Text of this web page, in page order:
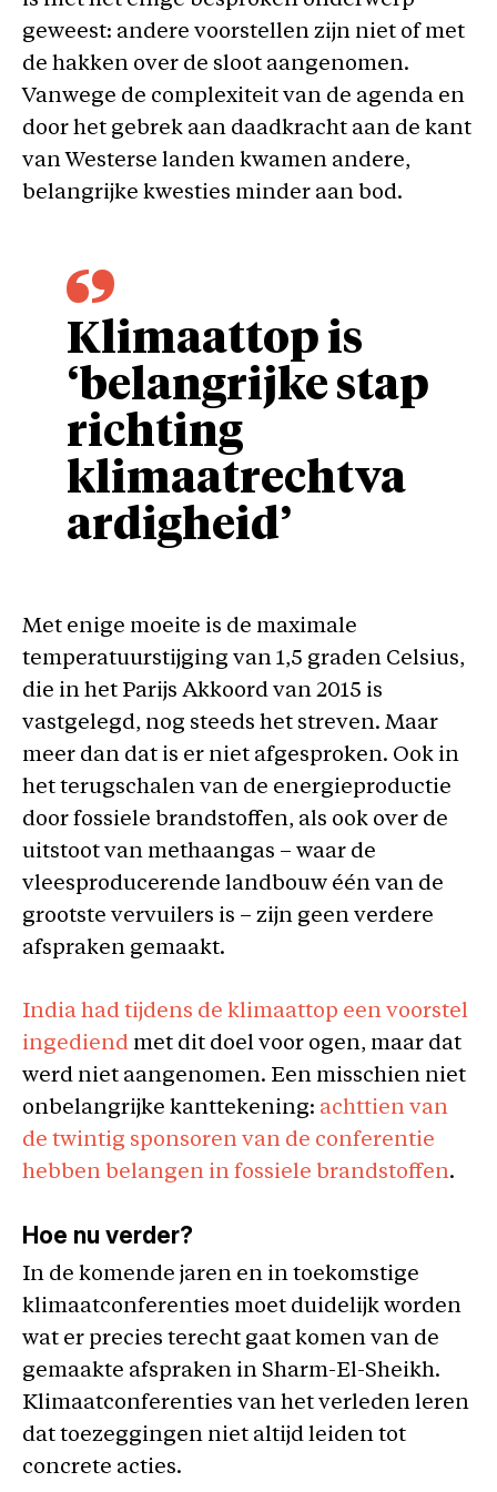
geweest: andere voorstellen zijn niet of met
de hakken over de sloot aangenomen.
Vanwege de complexiteit van de agenda en
door het gebrek aan daadkracht aan de kant
van Westerse landen kwamen andere,
belangrijke kwesties minder aan bod.
Klimaattop is
‘belangrijke stap
richting
klimaatrechtva
ardigheid’
Met enige moeite is de maximale
temperatuurstijging van 1,5 graden Celsius,
die in het Parijs Akkoord van 2015 is
vastgelegd, nog steeds het streven. Maar
meer dan dat is er niet afgesproken. Ook in
het terugschalen van de energieproductie
door fossiele brandstoffen, als ook over de
uitstoot van methaangas – waar de
vleesproducerende landbouw één van de
grootste vervuilers is – zijn geen verdere
afspraken gemaakt.
India had tijdens de klimaattop een voorstel
ingediend met dit doel voor ogen, maar dat
werd niet aangenomen. Een misschien niet
onbelangrijke kanttekening: achttien van
de twintig sponsoren van de conferentie
hebben belangen in fossiele brandstoffen.
Hoe nu verder?
In de komende jaren en in toekomstige
klimaatconferenties moet duidelijk worden
wat er precies terecht gaat komen van de
gemaakte afspraken in Sharm-El-Sheikh.
Klimaatconferenties van het verleden leren
dat toezeggingen niet altijd leiden tot
concrete acties.